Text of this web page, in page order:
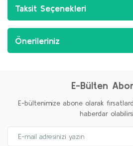
Taksit Seçenekleri
Önerileriniz
E-Bülten
E-bültenimize abone olarak
haberdar